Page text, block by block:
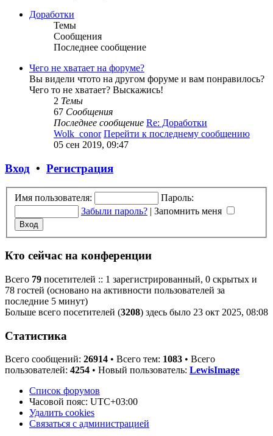
Доработки
Темы
Сообщения
Последнее сообщение
Чего не хватает на форуме?
Вы видели чтото на другом форуме и вам понравилось?
Чего то не хватает? Выскажись!
2 Темы
67 Сообщения
Последнее сообщение Re: Доработки
Wolk_conor Перейти к последнему сообщению
05 сен 2019, 09:47
Вход • Регистрация
Имя пользователя:
Пароль:
Забыли пароль? | Запомнить меня
Кто сейчас на конференции
Всего 79 посетителей :: 1 зарегистрированный, 0 скрытых и
78 гостей (основано на активности пользователей за
последние 5 минут)
Больше всего посетителей (3208) здесь было 23 окт 2025, 08:08
Статистика
Всего сообщений: 26914 • Всего тем: 1083 • Всего
пользователей: 4254 • Новый пользователь: LewisImage
Список форумов
Часовой пояс: UTC+03:00
Удалить cookies
Связаться с администрацией